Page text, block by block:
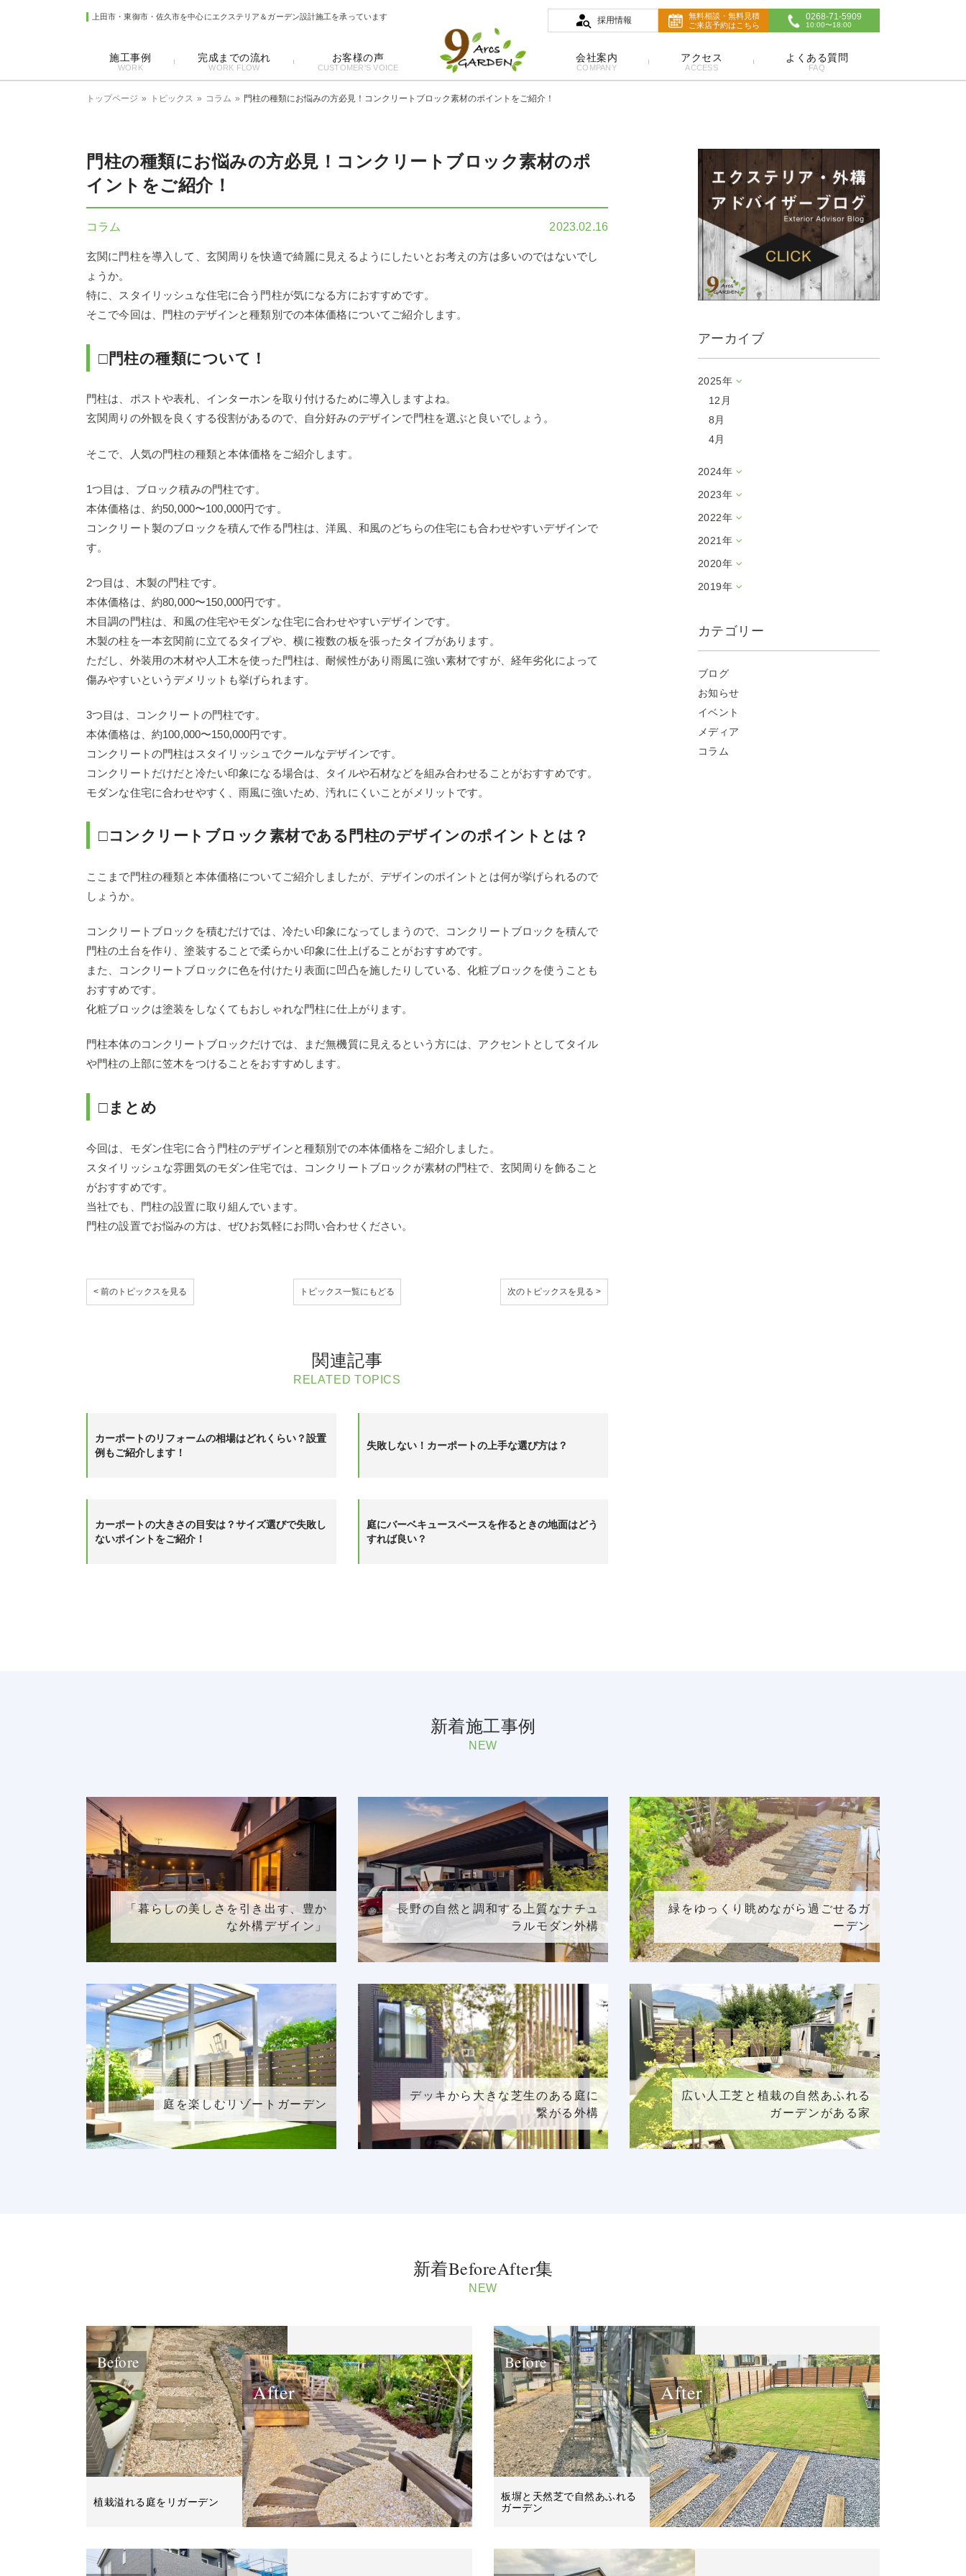
上田市・東御市・佐久市を中心にエクステリア＆ガーデン設計施工を承っています 0268-71-5909
10:00〜18:00
無料相談・無料見積
ご来店予約はこちら
採用情報
施工事例
WORK
完成までの流れ
WORK FLOW
お客様の声
CUSTOMER'S VOICE
会社案内
COMPANY
アクセス
ACCESS
よくある質問
FAQ
トップページ トピックス コラム 門柱の種類にお悩みの方必見！コンクリートブロック素材のポイントをご紹介！
門柱の種類にお悩みの方必見！コンクリートブロック素材のポ
イントをご紹介！
コラム 2023.02.16
玄関に門柱を導入して、玄関周りを快適で綺麗に見えるようにしたいとお考えの方は多いのではないでし
ょうか。
特に、スタイリッシュな住宅に合う門柱が気になる方におすすめです。
そこで今回は、門柱のデザインと種類別での本体価格についてご紹介します。
□門柱の種類について！
門柱は、ポストや表札、インターホンを取り付けるために導入しますよね。
玄関周りの外観を良くする役割があるので、自分好みのデザインで門柱を選ぶと良いでしょう。
そこで、人気の門柱の種類と本体価格をご紹介します。
1つ目は、ブロック積みの門柱です。
本体価格は、約50,000〜100,000円です。
コンクリート製のブロックを積んで作る門柱は、洋風、和風のどちらの住宅にも合わせやすいデザインで
す。
2つ目は、木製の門柱です。
本体価格は、約80,000〜150,000円です。
木目調の門柱は、和風の住宅やモダンな住宅に合わせやすいデザインです。
木製の柱を一本玄関前に立てるタイプや、横に複数の板を張ったタイプがあります。
ただし、外装用の木材や人工木を使った門柱は、耐候性があり雨風に強い素材ですが、経年劣化によって
傷みやすいというデメリットも挙げられます。
3つ目は、コンクリートの門柱です。
本体価格は、約100,000〜150,000円です。
コンクリートの門柱はスタイリッシュでクールなデザインです。
コンクリートだけだと冷たい印象になる場合は、タイルや石材などを組み合わせることがおすすめです。
モダンな住宅に合わせやすく、雨風に強いため、汚れにくいことがメリットです。
□コンクリートブロック素材である門柱のデザインのポイントとは？
ここまで門柱の種類と本体価格についてご紹介しましたが、デザインのポイントとは何が挙げられるので
しょうか。
コンクリートブロックを積むだけでは、冷たい印象になってしまうので、コンクリートブロックを積んで
門柱の土台を作り、塗装することで柔らかい印象に仕上げることがおすすめです。
また、コンクリートブロックに色を付けたり表面に凹凸を施したりしている、化粧ブロックを使うことも
おすすめです。
化粧ブロックは塗装をしなくてもおしゃれな門柱に仕上がります。
門柱本体のコンクリートブロックだけでは、まだ無機質に見えるという方には、アクセントとしてタイル
や門柱の上部に笠木をつけることをおすすめします。
□まとめ
今回は、モダン住宅に合う門柱のデザインと種類別での本体価格をご紹介しました。
スタイリッシュな雰囲気のモダン住宅では、コンクリートブロックが素材の門柱で、玄関周りを飾ること
がおすすめです。
当社でも、門柱の設置に取り組んでいます。
門柱の設置でお悩みの方は、ぜひお気軽にお問い合わせください。
< 前のトピックスを見る トピックス一覧にもどる 次のトピックスを見る >
関連記事
RELATED TOPICS
カーポートのリフォームの相場はどれくらい？設置
例もご紹介します！
失敗しない！カーポートの上手な選び方は？
カーポートの大きさの目安は？サイズ選びで失敗し
ないポイントをご紹介！
庭にバーベキュースペースを作るときの地面はどう
すれば良い？
アーカイブ
2025年
12月
8月
4月
2024年
2023年
2022年
2021年
2020年
2019年
カテゴリー
ブログ
お知らせ
イベント
メディア
コラム
新着施工事例
NEW
「暮らしの美しさを引き出す、豊か
な外構デザイン」
長野の自然と調和する上質なナチュ
ラルモダン外構
緑をゆっくり眺めながら過ごせるガ
ーデン
庭を楽しむリゾートガーデン
デッキから大きな芝生のある庭に
繋がる外構
広い人工芝と植栽の自然あふれる
ガーデンがある家
新着BeforeAfter集
NEW
Before
After
植栽溢れる庭をリガーデン
Before
After
板塀と天然芝で自然あふれる
ガーデン